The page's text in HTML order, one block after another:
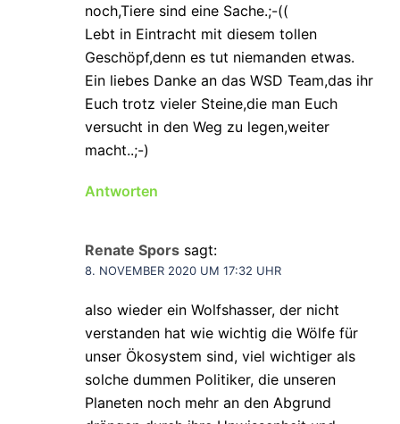
noch,Tiere sind eine Sache.;-((
Lebt in Eintracht mit diesem tollen
Geschöpf,denn es tut niemanden etwas.
Ein liebes Danke an das WSD Team,das ihr
Euch trotz vieler Steine,die man Euch
versucht in den Weg zu legen,weiter
macht..;-)
Antworten
Renate Spors sagt:
8. NOVEMBER 2020 UM 17:32 UHR
also wieder ein Wolfshasser, der nicht
verstanden hat wie wichtig die Wölfe für
unser Ökosystem sind, viel wichtiger als
solche dummen Politiker, die unseren
Planeten noch mehr an den Abgrund